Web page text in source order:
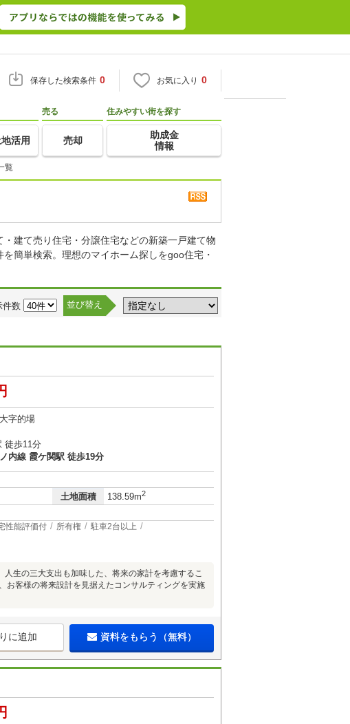
保存した検索条件 0 お気に入り 0
活用
売る
売却
住みやすい街を探す
助成金
情報
覧
建て売り住宅・分譲住宅などの新築一戸建て物
簡単検索。理想のマイホーム探しをgoo住宅・
件数 並び替え
字的場
徒歩11分
内線 霞ケ関駅 徒歩19分
土地面積 138.59m2
性能評価付 所有権
駐車2台以上
生の三大支出も加味した、将来の家計を考慮するこ
お客様の将来設計を見据えたコンサルティングを実施
に追加 資料をもらう（無料）